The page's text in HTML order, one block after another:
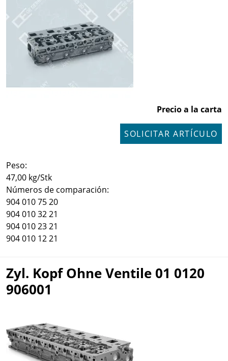
Precio a la carta
SOLICITAR ARTÍCULO
Peso:
47,00 kg/Stk
Números de comparación:
904 010 75 20
904 010 32 21
904 010 23 21
904 010 12 21
Zyl. Kopf Ohne Ventile 01 0120
906001